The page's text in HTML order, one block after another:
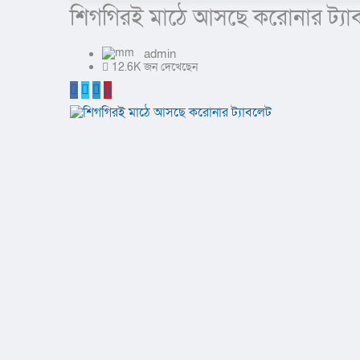
শিগগিরই মাঠে আসছে করোনার
admin
12.6K জন দেখেছেন